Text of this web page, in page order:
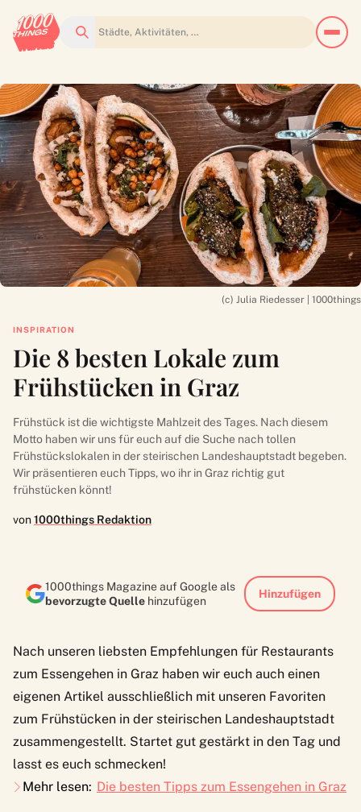
Suchen
(c) Julia Riedesser | 1000things
INSPIRATION
Die 8 besten Lokale zum
Frühstücken in Graz
Frühstück ist die wichtigste Mahlzeit des Tages. Nach diesem
Motto haben wir uns für euch auf die Suche nach tollen
Frühstückslokalen in der steirischen Landeshauptstadt begeben.
Wir präsentieren euch Tipps, wo ihr in Graz richtig gut
frühstücken könnt!
von1000things Redaktion
1000things Magazine auf Google als
bevorzugte Quelle hinzufügen
Hinzufügen
Nach unseren liebsten Empfehlungen für Restaurants
zum Essengehen in Graz haben wir euch auch einen
eigenen Artikel ausschließlich mit unseren Favoriten
zum Frühstücken in der steirischen Landeshauptstadt
zusammengestellt. Startet gut gestärkt in den Tag und
lasst es euch schmecken!
Mehr lesen: Die besten Tipps zum Essengehen in Graz